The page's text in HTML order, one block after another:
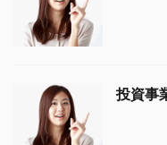
投資事